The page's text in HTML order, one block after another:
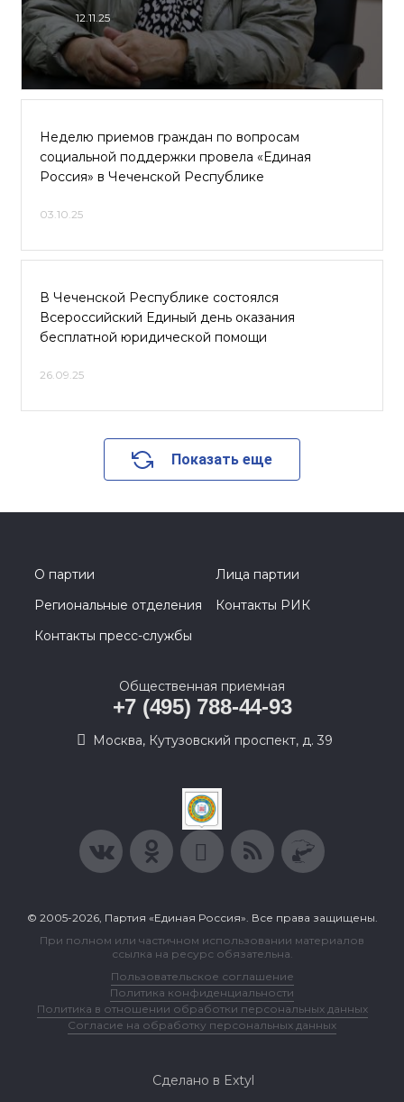
12.11.25
Неделю приемов граждан по вопросам
социальной поддержки провела «Единая
Россия» в Чеченской Республике
03.10.25
В Чеченской Республике состоялся
Всероссийский Единый день оказания
бесплатной юридической помощи
26.09.25
Показать еще
О партии
Лица партии
Региональные отделения
Контакты РИК
Контакты пресс-службы
Общественная приемная
+7 (495) 788-44-93
Москва, Кутузовский проспект, д. 39
© 2005-2026, Партия «Единая Россия». Все права защищены.
При полном или частичном использовании материалов
ссылка на ресурс обязательна.
Пользовательское соглашение
Политика конфиденциальности
Политика в отношении обработки персональных данных
Согласие на обработку персональных данных
Сделано в Extyl